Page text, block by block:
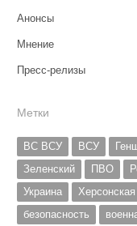
Анонсы
Мнение
Пресс-релизы
Метки
ВС ВСУ ВСУ
Зеленский
ПВО
Украина
безопасность